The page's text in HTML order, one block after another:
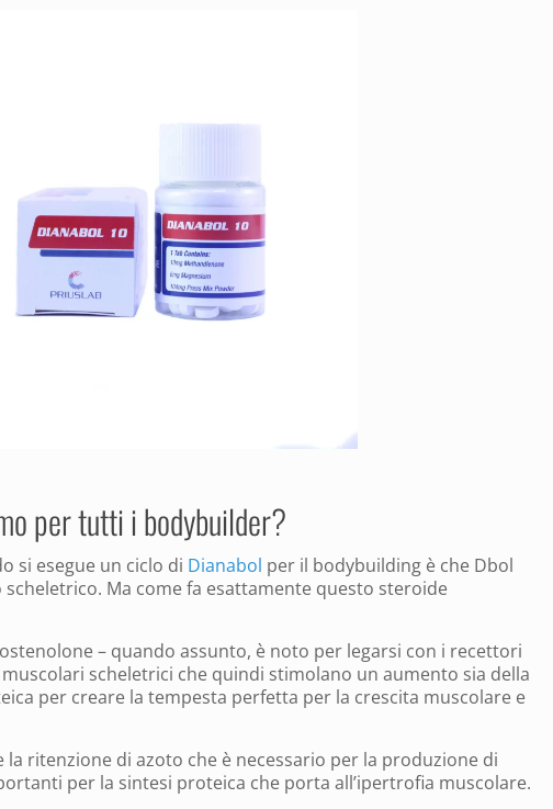
per tutti i bodybuilder?
si esegue un ciclo di Dianabol per il bodybuilding è che Dbol
Ma come fa esattamente questo steroide
– quando assunto, è noto per legarsi con i recettori
scheletrici che quindi stimolano un aumento sia della
per creare la tempesta perfetta per la crescita muscolare e
ritenzione di azoto che è necessario per la produzione di
per la sintesi proteica che porta all’ipertrofia muscolare.